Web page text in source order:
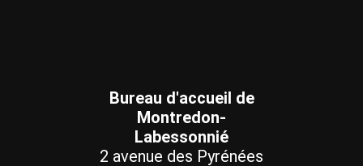
Bureau d'accueil de
Montredon-
Labessonnié
2 avenue des Pyrénées